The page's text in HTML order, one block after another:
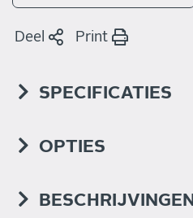
Deel Print
SPECIFICATIES
OPTIES
BESCHRIJVINGEN